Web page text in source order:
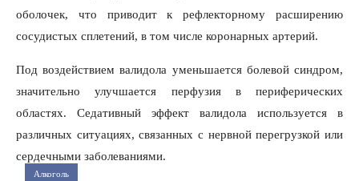
оболочек, что приводит к рефлекторному расширению
сосудистых сплетений, в том числе коронарных артерий.
Под воздействием валидола уменьшается болевой синдром,
значительно улучшается перфузия в периферических
областях. Седативный эффект валидола используется в
различных ситуациях, связанных с нервной перегрузкой или
сердечными заболеваниями.
Алкоголь